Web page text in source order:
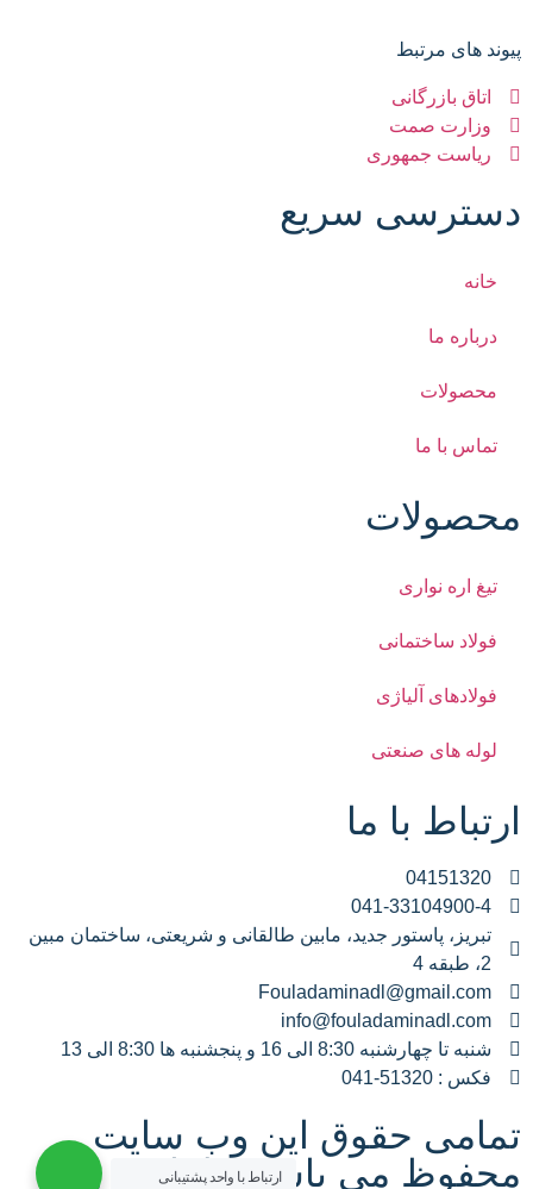
پیوند های مرتبط
اتاق بازرگانی
وزارت صمت
ریاست جمهوری
دسترسی سریع
خانه
درباره ما
محصولات
تماس با ما
محصولات
تیغ اره نواری
فولاد ساختمانی
فولادهای آلیاژی
لوله های صنعتی
ارتباط با ما
04151320
041-33104900-4
تبریز، پاستور جدید، مابین طالقانی و شریعتی، ساختمان مبین
2، طبقه 4
Fouladaminadl@gmail.com
info@fouladaminadl.com
شنبه تا چهارشنبه 8:30 الی 16 و پنجشنبه ها 8:30 الی 13
فکس : 51320-041
تمامی حقوق این وب سایت
محفوظ می باشد. طراحی و
ارتباط با واحد پشتیبانی